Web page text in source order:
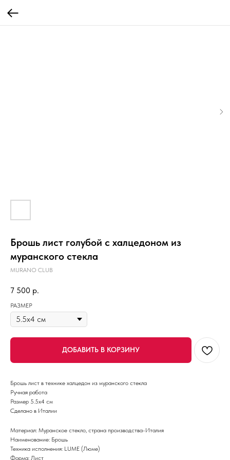
Брошь лист голубой с халцедоном из
муранского стекла
MURANO CLUB
7 500 р.
РАЗМЕР
ДОБАВИТЬ В КОРЗИНУ
Брошь лист в технике халцедон из муранского стекла
Ручная работа
Размер 5.5х4 см
Сделано в Италии
Материал: Муранское стекло, страна производства-Италия
Наименование: Брошь
Техника исполнения: LUME (Люме)
Форма: Лист